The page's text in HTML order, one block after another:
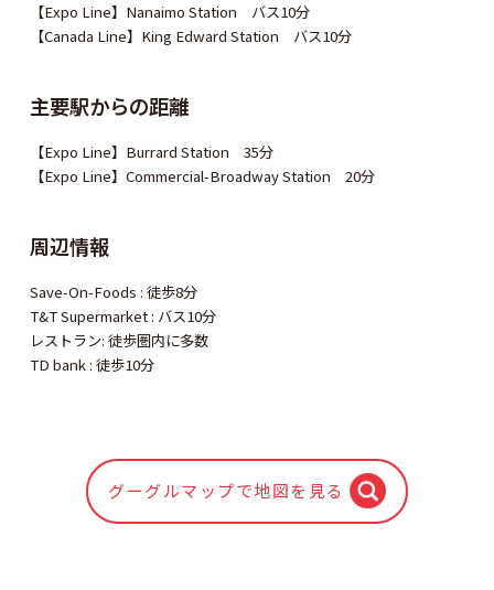
【Expo Line】Nanaimo Station バス10分
【Canada Line】King Edward Station バス10分
主要駅からの距離
【Expo Line】Burrard Station 35分
【Expo Line】Commercial-Broadway Station 20分
周辺情報
Save-On-Foods : 徒歩8分
T&T Supermarket : バス10分
レストラン: 徒歩圏内に多数
TD bank : 徒歩10分
グーグルマップで地図を見る